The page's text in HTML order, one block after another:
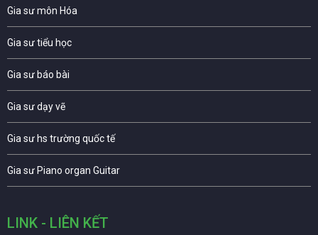
Gia sư môn Hóa
Gia sư tiểu học
Gia sư báo bài
Gia sư dạy vẽ
Gia sư hs trường quốc tế
Gia sư Piano organ Guitar
LINK - LIÊN KẾT